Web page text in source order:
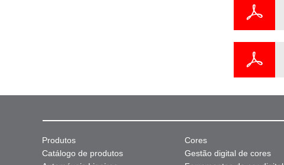
Produtos
Catálogo de produtos
Cores
Gestão digital de cores